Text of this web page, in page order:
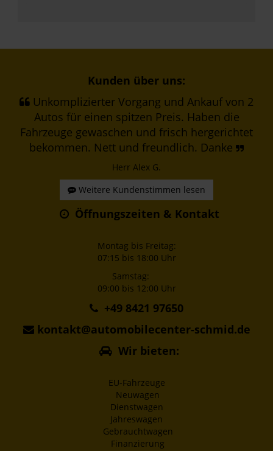
Kunden über uns:
Unkomplizierter Vorgang und Ankauf von 2
Autos für einen spitzen Preis. Haben die
Fahrzeuge gewaschen und frisch hergerichtet
bekommen. Nett und freundlich. Danke
Herr Alex G.
Weitere Kundenstimmen lesen
Öffnungszeiten & Kontakt
Montag bis Freitag:
07:15 bis 18:00 Uhr
Samstag:
09:00 bis 12:00 Uhr
+49 8421 97650
kontakt@automobilecenter-schmid.de
Wir bieten:
EU-Fahrzeuge
Neuwagen
Dienstwagen
Jahreswagen
Gebrauchtwagen
Finanzierung